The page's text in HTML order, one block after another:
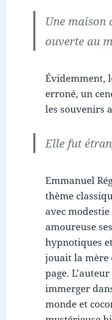
Une maison
ouverte au
Évidemment,
erroné, un
les souvenirs
Elle fut
Emmanuel
thème
avec
amoureuse
hypnotiques
jouait la mère
page.
immerger
monde et